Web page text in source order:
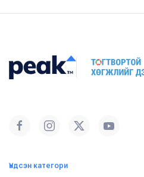
Үндсэн категори